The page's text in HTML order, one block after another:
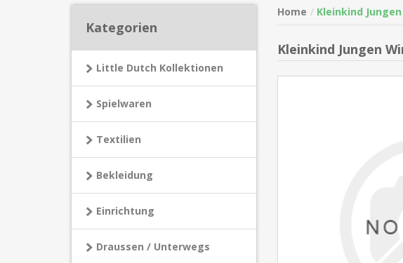
Kategorien
Little Dutch Kollektionen
Spielwaren
Textilien
Bekleidung
Einrichtung
Draussen / Unterwegs
Home Kleinkind
Kleinkind Jungen